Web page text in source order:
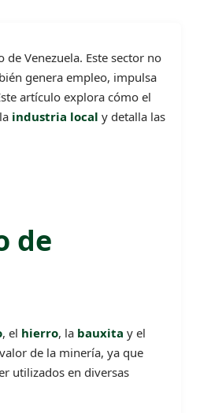
Venezuela. Este sector no
genera empleo, impulsa
artículo explora cómo el
industria local y detalla las
de
, el hierro, la bauxita y el
de la minería, ya que
utilizados en diversas